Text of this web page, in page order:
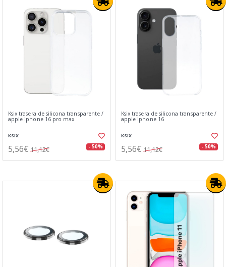
Ksix trasera de silicona transparente /
apple iphone 16 pro max
KSIX
5,56€ 11,12€ - 50%
Ksix trasera de silicona transparente /
apple iphone 16
KSIX
5,56€ 11,12€ - 50%